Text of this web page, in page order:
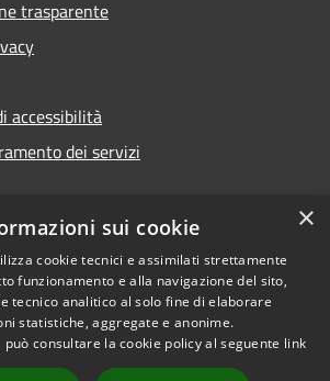
trasparente
accessibilità
dei servizi
Copyright © 2026 • Comune di
Treviglio • Powered by
Municipium•Accesso
redazione
×
sui cookie
cookie tecnici e assimilati strettamente
funzionamento e alla navigazione del sito,
tecnico analitico al solo fine di elaborare
statistiche, aggregate e anonime.
consultare la cookie policy al seguente link